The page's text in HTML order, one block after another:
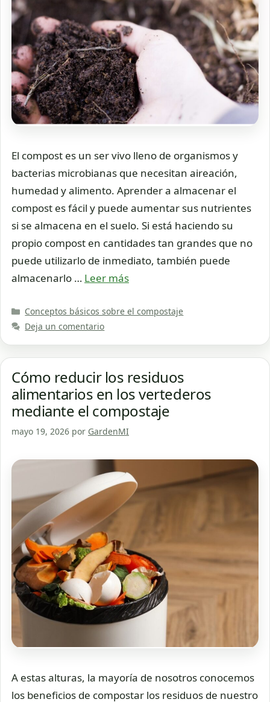
El compost es un ser vivo lleno de organismos y
bacterias microbianas que necesitan aireación,
humedad y alimento. Aprender a almacenar el
compost es fácil y puede aumentar sus nutrientes
si se almacena en el suelo. Si está haciendo su
propio compost en cantidades tan grandes que no
puede utilizarlo de inmediato, también puede
almacenarlo … Leer más
Categorías
Conceptos básicos sobre el compostaje
Deja un comentario
Cómo reducir los residuos
alimentarios en los vertederos
mediante el compostaje
mayo 19, 2026 por GardenMI
A estas alturas, la mayoría de nosotros conocemos
los beneficios de compostar los residuos de nuestro